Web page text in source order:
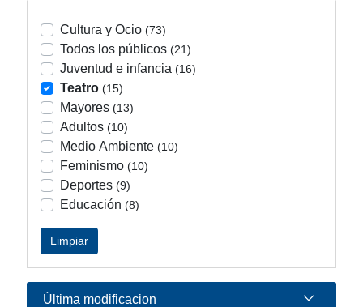
Cultura y Ocio (73)
Todos los públicos (21)
Juventud e infancia (16)
Teatro (15)
Mayores (13)
Adultos (10)
Medio Ambiente (10)
Feminismo (10)
Deportes (9)
Educación (8)
Limpiar
Última modificacion